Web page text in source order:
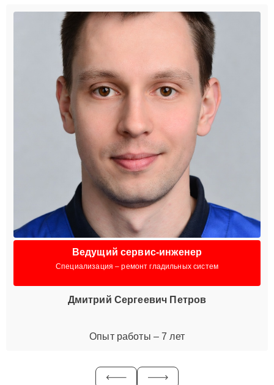
Ведущий сервис-инженер
Специализация – ремонт гладильных систем
Дмитрий Сергеевич Петров
Опыт работы – 7 лет